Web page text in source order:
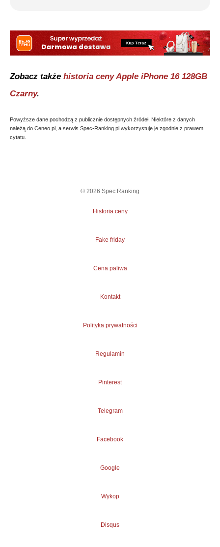
Zobacz także historia cenyApple iPhone 16 128GB
Czarny.
Powyższe dane pochodzą z publicznie dostępnych źródeł. Niektóre z danych
należą do Ceneo.pl, a serwis Spec-Ranking.pl wykorzystuje je zgodnie z prawem
cytatu.
© 2026 Spec Ranking
Historia ceny
Fake friday
Cena paliwa
Kontakt
Polityka prywatności
Regulamin
Pinterest
Telegram
Facebook
Google
Wykop
Disqus